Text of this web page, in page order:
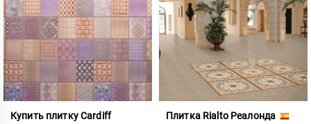
Купить плитку Cardiff
Плитка Rialto Реалонда